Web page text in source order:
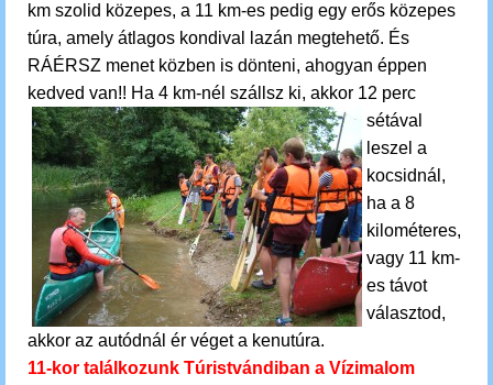
km szolid közepes, a 11 km-es pedig egy erős közepes
túra, amely átlagos kondival lazán megtehető. És
RÁÉRSZ menet közben is dönteni, ahogyan éppen
kedved van!! Ha 4 km-nél szállsz ki, akkor 12 perc
sétával
leszel a
kocsidnál,
ha a 8
kilométeres,
vagy 11 km-
es távot
választod,
akkor az autódnál ér véget a kenutúra.
11-kor találkozunk Túristvándiban a Vízimalom